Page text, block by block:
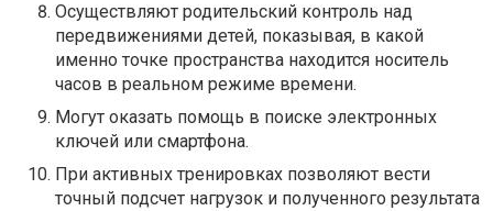
Осуществляют родительский контроль над
передвижениями детей, показывая, в какой
именно точке пространства находится носитель
часов в реальном режиме времени.
Могут оказать помощь в поиске электронных
ключей или смартфона.
При активных тренировках позволяют вести
точный подсчет нагрузок и полученного результата